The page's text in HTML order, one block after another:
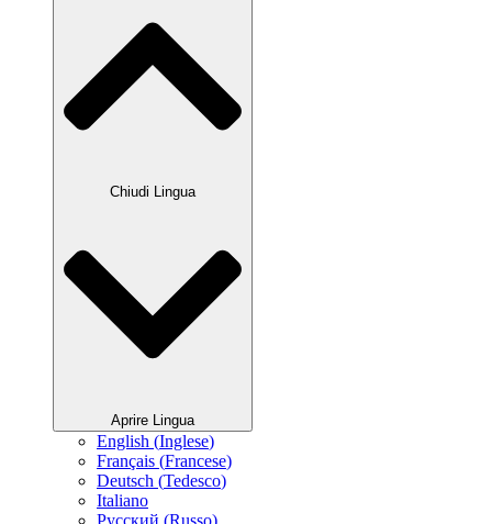
Chiudi Lingua
Aprire Lingua
English (Inglese)
Français (Francese)
Deutsch (Tedesco)
Italiano
Русский (Russo)